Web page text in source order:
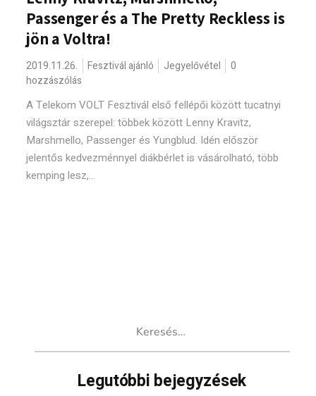
Passenger és a The Pretty Reckless is
jön a Voltra!
2019.11.26. Fesztivál ajánló Jegyelővétel
0
hozzászólás
A Telekom VOLT Fesztivál első fellépői között tucatnyi
világsztár szerepel: többek között Lenny Kravitz,
Marshmello, Passenger és Yungblud. Idén először
jelentős kedvezménnyel diákbérlet is vásárolható, több
kemping lesz,...
Legutóbbi bejegyzések